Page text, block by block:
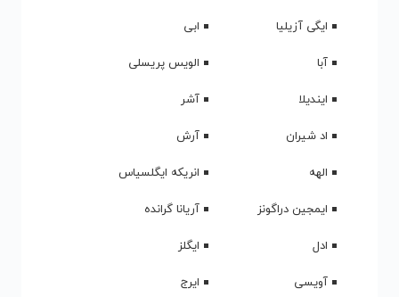
ایگی آزیلیا
ابی
آبا
الویس پریسلی
ایندیلا
آشر
اد شیران
آرش
الهه
انریکه ایگلسیاس
ایمجین دراگونز
آریانا گرانده
ادل
ایگلز
آویسی
ایرج